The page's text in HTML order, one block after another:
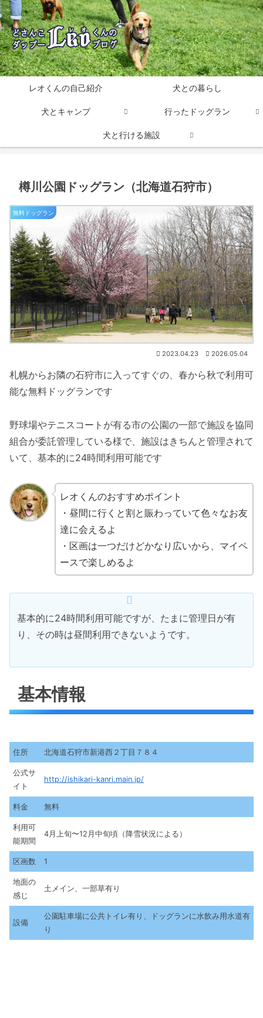
レオくんの自己紹介 犬との暮らし
犬とキャンプ 行ったドッグラン
犬と行ける施設
樽川公園ドッグラン（北海道石狩市）
無料ドッグラン
2023.04.23 2026.05.04
札幌からお隣の石狩市に入ってすぐの、春から秋で利用可
能な無料ドッグランです
野球場やテニスコートが有る市の公園の一部で施設を協同
組合が委託管理している様で、施設はきちんと管理されて
いて、基本的に24時間利用可能です
レオくんのおすすめポイント
・昼間に行くと割と賑わっていて色々なお友
達に会えるよ
・区画は一つだけどかなり広いから、マイペ
ースで楽しめるよ
基本的に24時間利用可能ですが、たまに管理日が有
り、その時は昼間利用できないようです。
基本情報
住所 北海道石狩市新港西２丁目７８４
公式サ
イト
http://ishikari-kanri.main.jp/
料金 無料
利用可
能期間
4月上旬〜12月中旬頃（降雪状況による）
区画数 1
地面の
感じ
土メイン、一部草有り
設備
公園駐車場に公共トイレ有り、ドッグランに水飲み用水道有
り